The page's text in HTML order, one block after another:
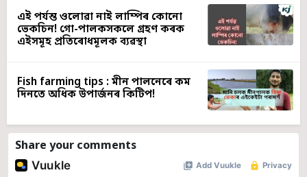
এই পৰ্যন্ত ওলোৱা নাই লাম্পিৰ কোনো
ভেকচিন! গো-পালকসকলে গ্ৰহণ কৰক
এইসমূহ প্ৰতিৰোধমূলক ব্যৱস্থা
Fish farming tips : মীন পালনেৰে কম
দিনতে অধিক উপাৰ্জনৰ কিটিপ!
Share your comments